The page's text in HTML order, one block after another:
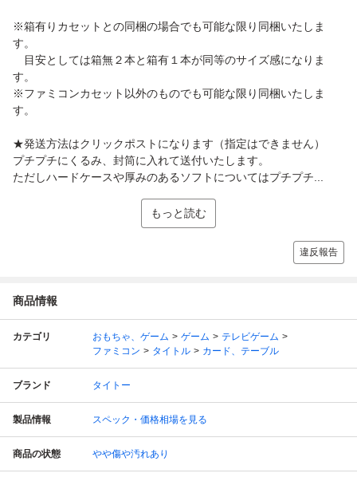
※箱有りカセットとの同梱の場合でも可能な限り同梱いたしま
す。
目安としては箱無２本と箱有１本が同等のサイズ感になりま
す。
※ファミコンカセット以外のものでも可能な限り同梱いたしま
す。
★発送方法はクリックポストになります（指定はできません）
プチプチにくるみ、封筒に入れて送付いたします。
ただしハードケースや厚みのあるソフトについてはプチプチ...
もっと読む
違反報告
商品情報
カテゴリ おもちゃ、ゲーム ゲーム
テレビゲーム
ファミコン
タイトル カード、テーブル
ブランド タイトー
製品情報 スペック・価格相場を見る
商品の状態 やや傷や汚れあり